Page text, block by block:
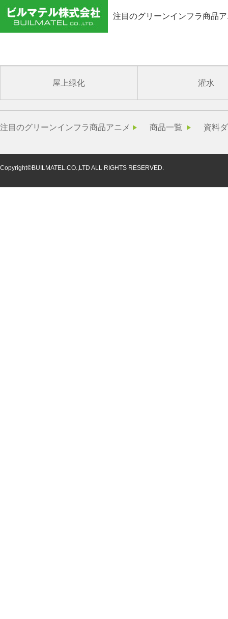
注目のグリーンインフラ商品
屋上緑化 灌水
注目のグリーンインフラ商品アニメ 商品一覧 資料
Copyright©BUILMATEL.CO.,LTD ALL RIGHTS RESERVED.